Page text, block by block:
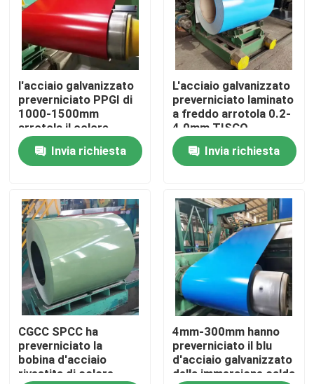
Prodotti
Circa noi
Giro della fabbrica
Controllo di qualità
Contattici
Richieda una citazione
Bobina di acciaio inossidabile di Tisco
di piastra metallica di acciaio inossidabile
Strato del piatto di acciaio al carbonio
l'acciaio galvanizzato
preverniciato PPGI di
1000-1500mm
arrotola il colore
rosso TISCO
ricopertoInvia richiesta
L'acciaio galvanizzato
preverniciato laminato
a freddo arrotola 0.2-
4.0mm TISCO
Invia richiesta
CGCC SPCC ha
preverniciato la
bobina d'acciaio
rivestita di colore,
4mm-300mm hanno
preverniciato il blu
d'acciaio galvanizzato
della immersione calda